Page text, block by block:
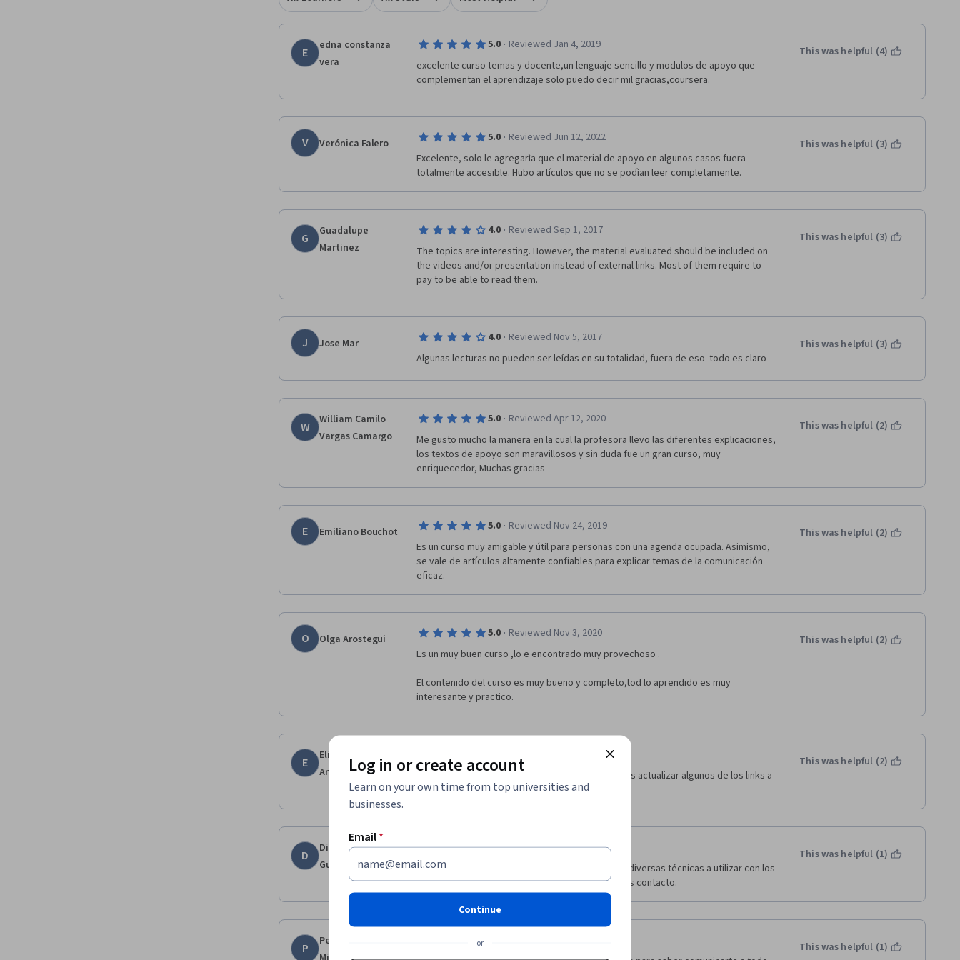
E
edna constanza
vera
5.0 · Reviewed Jan 4, 2019
excelente curso temas y docente,un lenguaje sencillo y modulos de apoyo que
complementan el aprendizaje solo puedo decir mil gracias,coursera.
This was helpful (4)
V Verónica Falero 5.0 · Reviewed Jun 12, 2022
Excelente, solo le agregarìa que el material de apoyo en algunos casos fuera
totalmente accesible. Hubo artículos que no se podìan leer completamente.
This was helpful (3)
G
Guadalupe
Martinez
4.0 · Reviewed Sep 1, 2017
The topics are interesting. However, the material evaluated should be included on
the videos and/or presentation instead of external links. Most of them require to
pay to be able to read them.
This was helpful (3)
J Jose Mar 4.0 · Reviewed Nov 5, 2017
Algunas lecturas no pueden ser leídas en su totalidad, fuera de eso  todo es claro
This was helpful (3)
W
William Camilo
Vargas Camargo
5.0 · Reviewed Apr 12, 2020
Me gusto mucho la manera en la cual la profesora llevo las diferentes explicaciones,
los textos de apoyo son maravillosos y sin duda fue un gran curso, muy
enriquecedor, Muchas gracias
This was helpful (2)
E Emiliano Bouchot 5.0 · Reviewed Nov 24, 2019
Es un curso muy amigable y útil para personas con una agenda ocupada. Asimismo,
se vale de artículos altamente confiables para explicar temas de la comunicación
eficaz.
This was helpful (2)
O Olga Arostegui 5.0 · Reviewed Nov 3, 2020
Es un muy buen curso ,lo e encontrado muy provechoso .
El contenido del curso es muy bueno y completo,tod lo aprendido es muy
interesante y practico.
This was helpful (2)
E
Eliezer Calzada
Arellano
Reviewed Feb 11, 2020
Es muy buen curso, fue dinámico y conciso. Solo es actualizar algunos de los links a
páginas externas
This was helpful (2)
D
Diana Lucrecia
Guerrero Mican
5.0 · Reviewed Sep 30, 2017
Comunicarse es un arte y este curso nos dota de diversas técnicas a utilizar con los
diferentes tipos de personas con las que tenemos contacto.
This was helpful (1)
P
Pedro Manuel
This was helpful (1)
Log in or create account
Learn on your own time from top universities and
businesses.
Email*
Continue
or